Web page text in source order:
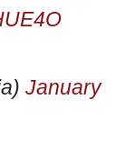
January